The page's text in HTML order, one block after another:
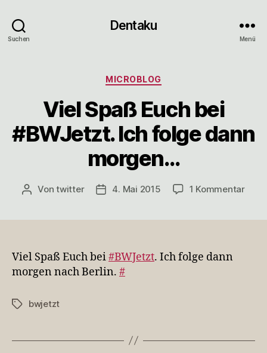
Suchen
Dentaku
Menü
Kategorien
MICROBLOG
Viel Spaß Euch bei
#BWJetzt. Ich folge dann
morgen…
Beitragsautor
Vontwitter Veröffentlichungsdatum
4. Mai 2015 1 Kommentarzu
Viel Spaß Euch bei#BWJetzt. Ich folge dann
morgen nach Berlin. #
Schlagwörter
bwjetzt